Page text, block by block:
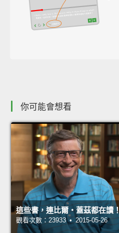
你可能會想看
這些書，連比爾‧蓋茲都在讀！
觀看次數：23933 • 2015-05-26